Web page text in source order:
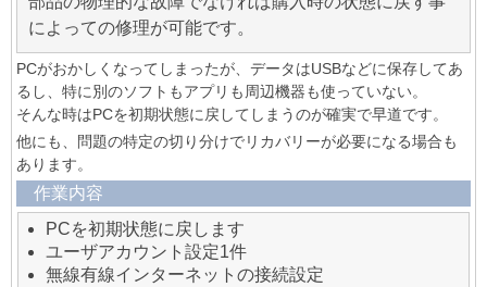
によっての修理が可能です。
PCがおかしくなってしまったが、データはUSBなどに保存してあ
るし、特に別のソフトもアプリも周辺機器も使っていない。
そんな時はPCを初期状態に戻してしまうのが確実で早道です。
他にも、問題の特定の切り分けでリカバリーが必要になる場合も
あります。
作業内容
PCを初期状態に戻します
ユーザアカウント設定1件
無線有線インターネットの接続設定